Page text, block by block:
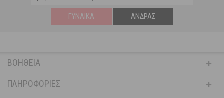
ΓΥΝΑΊΚΑ ΆΝΔΡΑΣ
ΒΟΉΘΕΙΑ
ΠΛΗΡΟΦΟΡΊΕΣ